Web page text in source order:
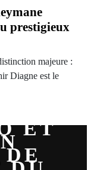
prestigieux
majeure :
Diagne est le
ET